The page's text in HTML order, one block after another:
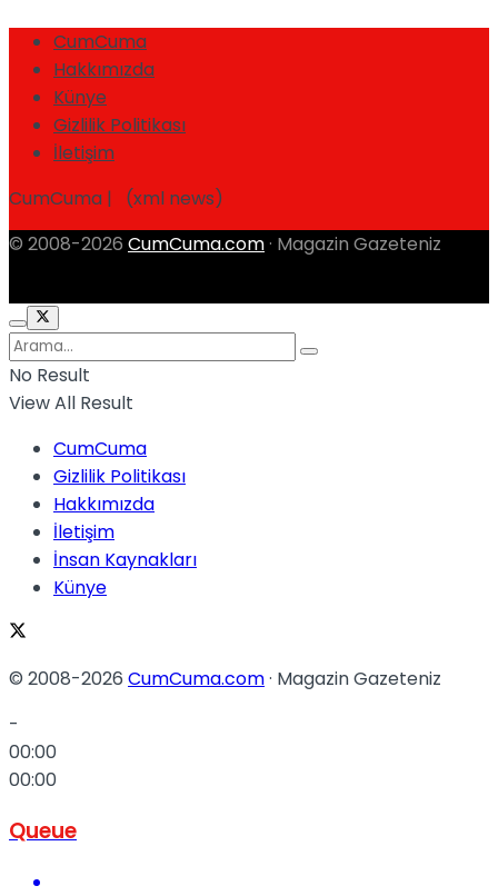
CumCuma
Hakkımızda
Künye
Gizlilik Politikası
İletişim
CumCuma | (xml news)
© 2008-2026 CumCuma.com · Magazin Gazeteniz
No Result
View All Result
CumCuma
Gizlilik Politikası
Hakkımızda
İletişim
İnsan Kaynakları
Künye
© 2008-2026 CumCuma.com· Magazin Gazeteniz
-
00:00
00:00
Queue